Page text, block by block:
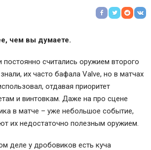
чем вы думаете.
постоянно считались оружием второго
их часто бафала Valve, но в матчах
отдавая приоритет
и винтовкам. Даже на про сцене
в матче – уже небольшое событие,
их недостаточно полезным оружием.
деле у дробовиков есть куча